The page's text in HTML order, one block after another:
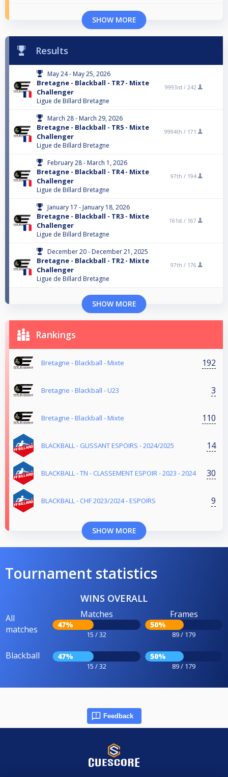
SHOW MORE
Results
May 24 - May 25, 2026
Bretagne - Blackball - TR7 - Mixte
Challenger
Ligue de Billard Bretagne
9993rd / 242
March 28 - March 29, 2026
Bretagne - Blackball - TR5 - Mixte
Challenger
Ligue de Billard Bretagne
9994th / 171
February 28 - March 1, 2026
Bretagne - Blackball - TR4 - Mixte
Challenger
Ligue de Billard Bretagne
97th / 194
January 17 - January 18, 2026
Bretagne - Blackball - TR3 - Mixte
Challenger
Ligue de Billard Bretagne
161st / 167
December 20 - December 21, 2025
Bretagne - Blackball - TR2 - Mixte
Challenger
Ligue de Billard Bretagne
97th / 176
SHOW MORE
Rankings
Bretagne - Blackball - Mixte 192
Bretagne - Blackball - U23 3
Bretagne - Blackball - Mixte 110
BLACKBALL - GLISSANT ESPOIRS - 2024/2025 14
BLACKBALL - TN - CLASSEMENT ESPOIR - 2023 - 2024 30
BLACKBALL - CHF 2023/2024 - ESPOIRS 9
SHOW MORE
Tournament statistics
WINS OVERALL
All
matches
Matches
47%
15 / 32
Frames
50%
89 / 179
Blackball 47%
15 / 32
50%
89 / 179
Feedback